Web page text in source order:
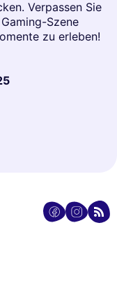
Verpassen Sie
Szene
zu erleben!